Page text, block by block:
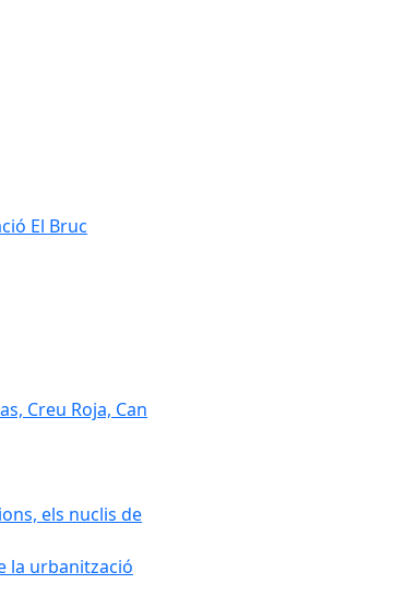
El Bruc
Creu Roja, Can
els nuclis de
la urbanització